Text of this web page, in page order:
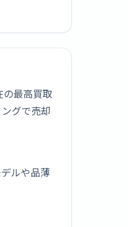
最高買取
グで売却
ルや品薄